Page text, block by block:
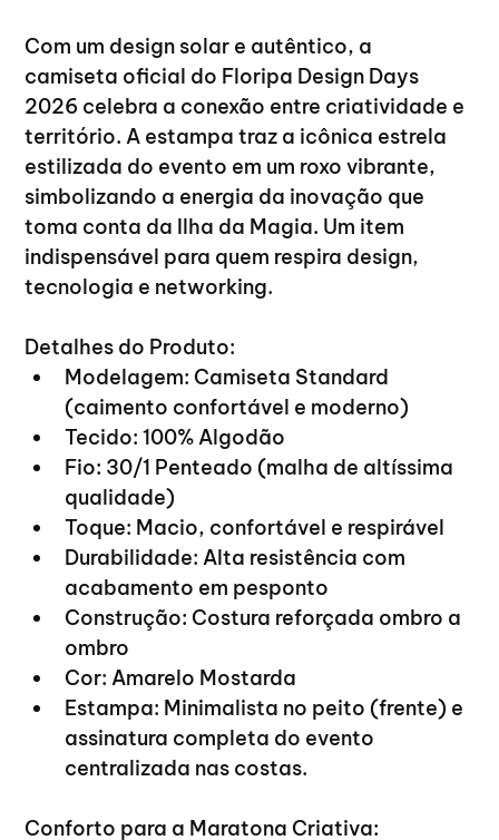
Com um design solar e autêntico, a
camiseta oficial do Floripa Design Days
2026 celebra a conexão entre criatividade e
território. A estampa traz a icônica estrela
estilizada do evento em um roxo vibrante,
simbolizando a energia da inovação que
toma conta da Ilha da Magia. Um item
indispensável para quem respira design,
tecnologia e networking.
Detalhes do Produto:
Modelagem: Camiseta Standard
(caimento confortável e moderno)
Tecido: 100% Algodão
Fio: 30/1 Penteado (malha de altíssima
qualidade)
Toque: Macio, confortável e respirável
Durabilidade: Alta resistência com
acabamento em pesponto
Construção: Costura reforçada ombro a
ombro
Cor: Amarelo Mostarda
Estampa: Minimalista no peito (frente) e
assinatura completa do evento
centralizada nas costas.
Conforto para a Maratona Criativa: